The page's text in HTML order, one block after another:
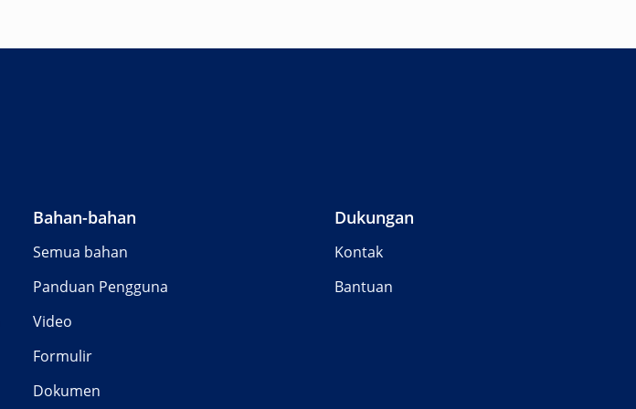
Bahan-bahan
Semua bahan
Panduan Pengguna
Video
Formulir
Dokumen
Dukungan
Kontak
Bantuan